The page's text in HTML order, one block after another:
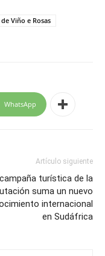
Viño e Rosas
WhatsApp
Artículo siguiente
turística de la
suma un nuevo
internacional
en Sudáfrica